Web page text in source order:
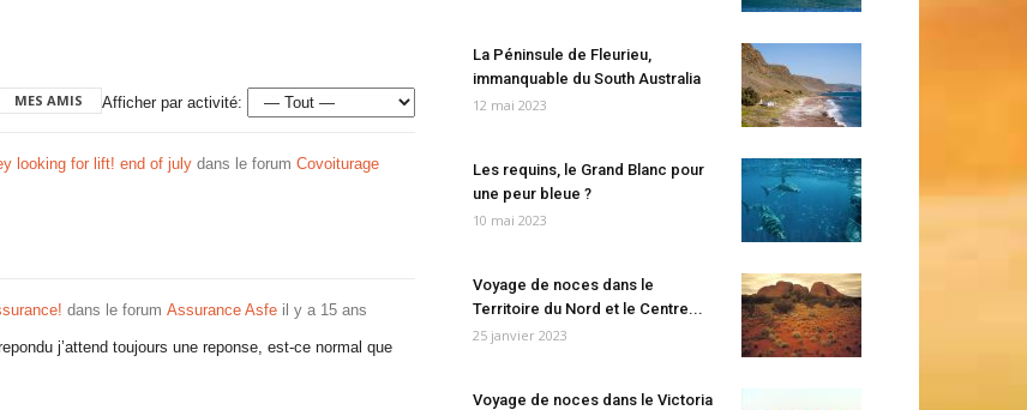
MES AMIS Afficher par activité:
looking for lift! end of july dans le forum Covoiturage
dans le forum Assurance Asfe il y a 15 ans
j’attend toujours une reponse, est-ce normal que
La Péninsule de Fleurieu,
immanquable du South Australia
12 mai 2023
Les requins, le Grand Blanc pour
une peur bleue ?
10 mai 2023
Voyage de noces dans le
Territoire du Nord et le Centre...
25 janvier 2023
Voyage de noces dans le Victoria